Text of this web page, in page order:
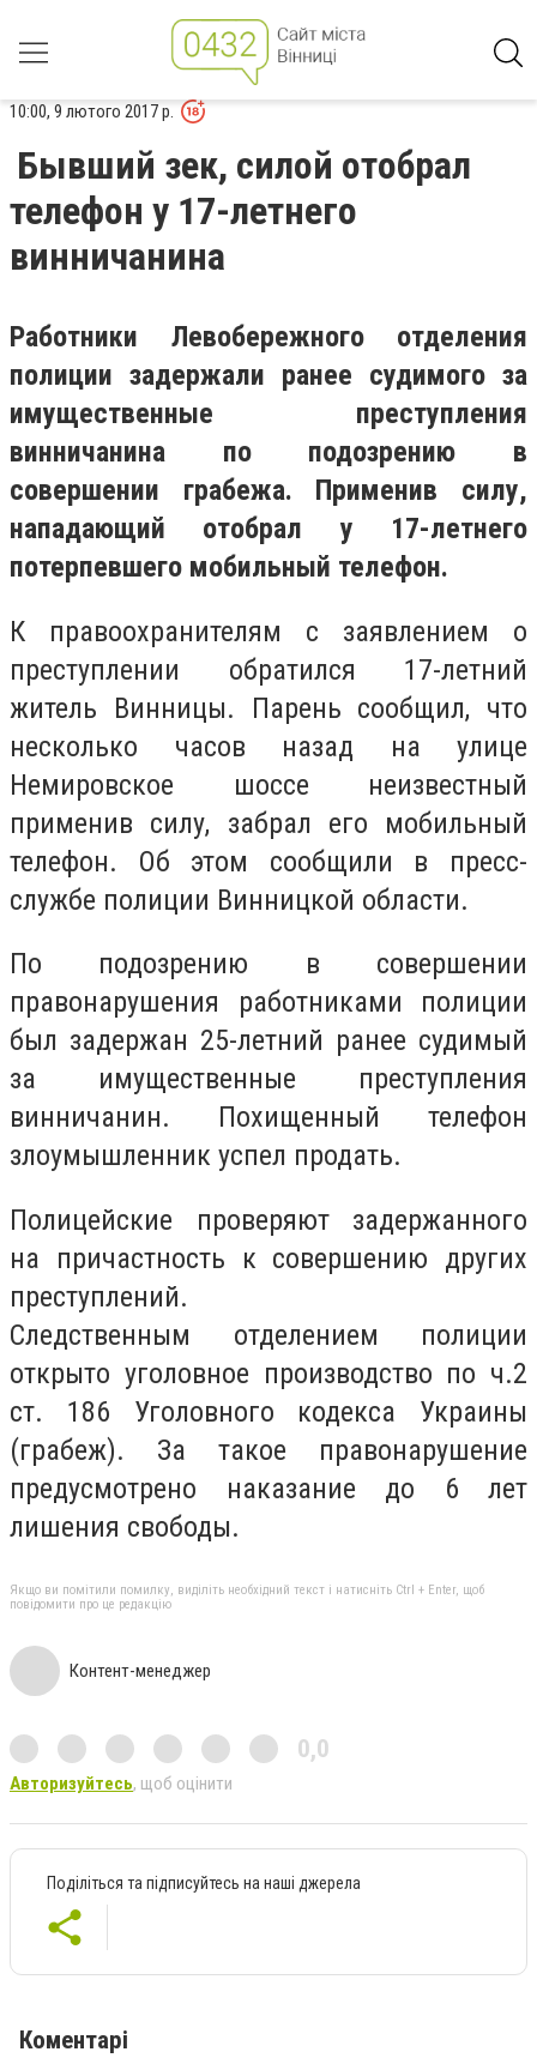
10:00, 9 лютого 2017 р.
Бывший зек, силой отобрал
телефон у 17-летнего
винничанина
Работники Левобережного отделения
полиции задержали ранее судимого за
имущественные преступления
винничанина по подозрению в
совершении грабежа. Применив силу,
нападающий отобрал у 17-летнего
потерпевшего мобильный телефон.
К правоохранителям с заявлением о
преступлении обратился 17-летний
житель Винницы. Парень сообщил, что
несколько часов назад на улице
Немировское шоссе неизвестный
применив силу, забрал его мобильный
телефон. Об этом сообщили в пресс-
службе полиции Винницкой области.
По подозрению в совершении
правонарушения работниками полиции
был задержан 25-летний ранее судимый
за имущественные преступления
винничанин. Похищенный телефон
злоумышленник успел продать.
Полицейские проверяют задержанного
на причастность к совершению других
преступлений.
Следственным отделением полиции
открыто уголовное производство по ч.2
ст. 186 Уголовного кодекса Украины
(грабеж). За такое правонарушение
предусмотрено наказание до 6 лет
лишения свободы.
Якщо ви помітили помилку, виділіть необхідний текст і натисніть Ctrl + Enter, щоб
повідомити про це редакцію
Контент-менеджер
0,0
Авторизуйтесь, щоб оцінити
Поділіться та підписуйтесь на наші джерела
Коментарі